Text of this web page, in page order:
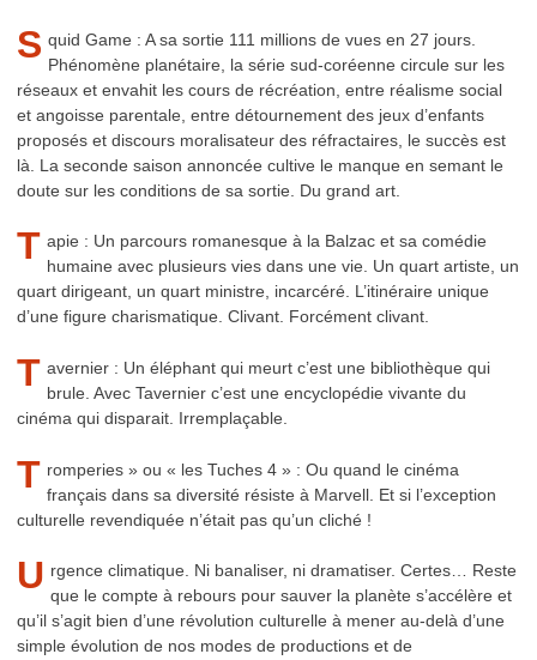
S quid Game : A sa sortie 111 millions de vues en 27 jours.
Phénomène planétaire, la série sud-coréenne circule sur les
réseaux et envahit les cours de récréation, entre réalisme social
et angoisse parentale, entre détournement des jeux d’enfants
proposés et discours moralisateur des réfractaires, le succès est
là. La seconde saison annoncée cultive le manque en semant le
doute sur les conditions de sa sortie. Du grand art.
T apie : Un parcours romanesque à la Balzac et sa comédie
humaine avec plusieurs vies dans une vie. Un quart artiste, un
quart dirigeant, un quart ministre, incarcéré. L’itinéraire unique
d’une figure charismatique. Clivant. Forcément clivant.
T avernier : Un éléphant qui meurt c’est une bibliothèque qui
brule. Avec Tavernier c’est une encyclopédie vivante du
cinéma qui disparait. Irremplaçable.
T romperies » ou « les Tuches 4 » : Ou quand le cinéma
français dans sa diversité résiste à Marvell. Et si l’exception
culturelle revendiquée n’était pas qu’un cliché !
U rgence climatique. Ni banaliser, ni dramatiser. Certes… Reste
que le compte à rebours pour sauver la planète s’accélère et
qu’il s’agit bien d’une révolution culturelle à mener au-delà d’une
simple évolution de nos modes de productions et de